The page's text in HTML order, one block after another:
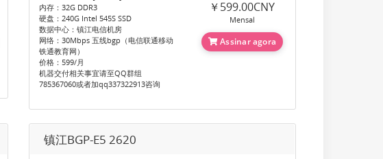
内存：32G DDR3
硬盘：240G Intel 545S SSD
数据中心：镇江电信机房
网络：30Mbps 五线bgp（电信联通移动
铁通教育网）
价格：599/月
机器交付相关事宜请至QQ群组
785367060或者加qq337322913咨询
￥599.00CNY
Mensal
Assinar agora
镇江BGP-E5 2620